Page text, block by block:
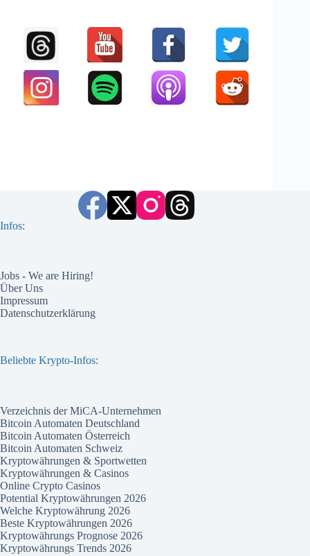
Infos:
Jobs - We are Hiring!
Über Uns
Impressum
Datenschutzerklärung
Beliebte Krypto-Infos:
Verzeichnis der MiCA-Unternehmen
Bitcoin Automaten Deutschland
Bitcoin Automaten Österreich
Bitcoin Automaten Schweiz
Kryptowährungen & Sportwetten
Kryptowährungen & Casinos
Online Crypto Casinos
Potential Kryptowährungen 2026
Welche Kryptowährung 2026
Beste Kryptowährungen 2026
Kryptowährungs Prognose 2026
Kryptowährungs Trends 2026